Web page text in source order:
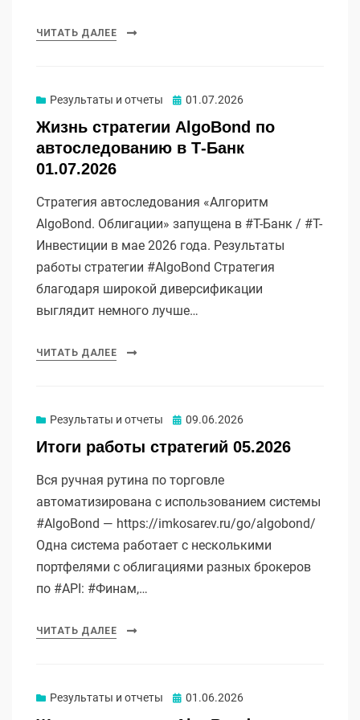
ЧИТАТЬ ДАЛЕЕ
Результаты и отчеты Опубликовано
01.07.2026
Жизнь стратегии AlgoBond по
автоследованию в Т-Банк
01.07.2026
Стратегия автоследования «Алгоритм
AlgoBond. Облигации» запущена в #Т-Банк / #Т-
Инвестиции в мае 2026 года. Результаты
работы стратегии #AlgoBond Стратегия
благодаря широкой диверсификации
выглядит немного лучше…
ЧИТАТЬ ДАЛЕЕ
Результаты и отчеты Опубликовано
09.06.2026
Итоги работы стратегий 05.2026
Вся ручная рутина по торговле
автоматизирована с использованием системы
#AlgoBond — https://imkosarev.ru/go/algobond/
Одна система работает с несколькими
портфелями с облигациями разных брокеров
по #API: #Финам,…
ЧИТАТЬ ДАЛЕЕ
Результаты и отчеты Опубликовано
01.06.2026